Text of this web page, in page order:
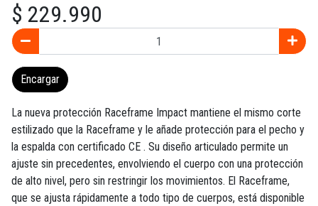
$ 229.990
Encargar
La nueva protección Raceframe Impact mantiene el mismo corte
estilizado que la Raceframe y le añade protección para el pecho y
la espalda con certificado CE . Su diseño articulado permite un
ajuste sin precedentes, envolviendo el cuerpo con una protección
de alto nivel, pero sin restringir los movimientos. El Raceframe,
que se ajusta rápidamente a todo tipo de cuerpos, está disponible